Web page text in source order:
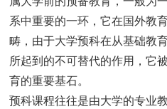
系中重要的一环，它在国外教
畴，由于大学预科在从基础教
所起到的不可替代的作用，它
育的重要基石。
预科课程往往是由大学的专业